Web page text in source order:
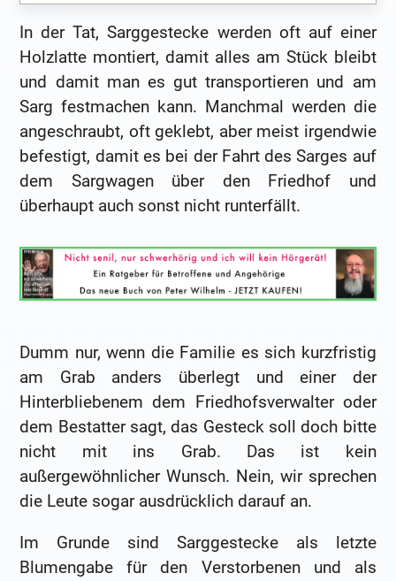
In der Tat, Sarggestecke werden oft auf einer
Holzlatte montiert, damit alles am Stück bleibt
und damit man es gut transportieren und am
Sarg festmachen kann. Manchmal werden die
angeschraubt, oft geklebt, aber meist irgendwie
befestigt, damit es bei der Fahrt des Sarges auf
dem Sargwagen über den Friedhof und
überhaupt auch sonst nicht runterfällt.
Dumm nur, wenn die Familie es sich kurzfristig
am Grab anders überlegt und einer der
Hinterbliebenem dem Friedhofsverwalter oder
dem Bestatter sagt, das Gesteck soll doch bitte
nicht mit ins Grab. Das ist kein
außergewöhnlicher Wunsch. Nein, wir sprechen
die Leute sogar ausdrücklich darauf an.
Im Grunde sind Sarggestecke als letzte
Blumengabe für den Verstorbenen und als